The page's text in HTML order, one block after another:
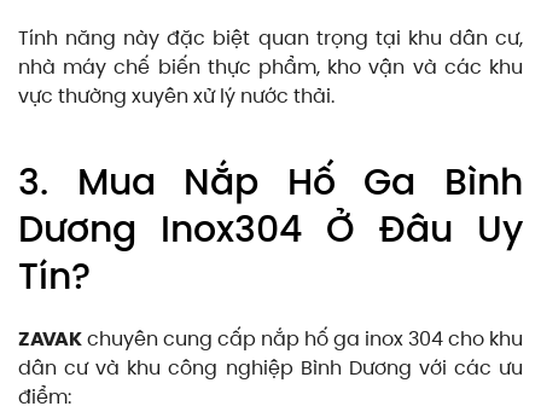
Tính năng này đặc biệt quan trọng tại khu dân cư,
nhà máy chế biến thực phẩm, kho vận và các khu
vực thường xuyên xử lý nước thải.
3. Mua Nắp Hố Ga Bình
Dương Inox304 Ở Đâu Uy
Tín?
ZAVAKchuyên cung cấp nắp hố ga inox 304 cho khu
dân cư và khu công nghiệp Bình Dương với các ưu
điểm: